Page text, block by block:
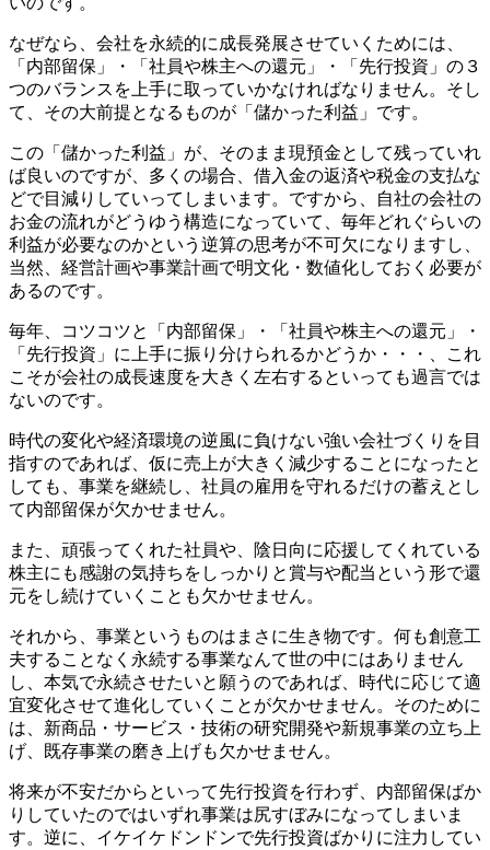
なぜなら、会社を永続的に成長発展させていくためには、
「内部留保」・「社員や株主への還元」・「先行投資」の３
つのバランスを上手に取っていかなければなりません。そし
て、その大前提となるものが「儲かった利益」です。
この「儲かった利益」が、そのまま現預金として残っていれ
ば良いのですが、多くの場合、借入金の返済や税金の支払な
どで目減りしていってしまいます。ですから、自社の会社の
お金の流れがどうゆう構造になっていて、毎年どれぐらいの
利益が必要なのかという逆算の思考が不可欠になりますし、
当然、経営計画や事業計画で明文化・数値化しておく必要が
あるのです。
毎年、コツコツと「内部留保」・「社員や株主への還元」・
「先行投資」に上手に振り分けられるかどうか・・・、これ
こそが会社の成長速度を大きく左右するといっても過言では
ないのです。
時代の変化や経済環境の逆風に負けない強い会社づくりを目
指すのであれば、仮に売上が大きく減少することになったと
しても、事業を継続し、社員の雇用を守れるだけの蓄えとし
て内部留保が欠かせません。
また、頑張ってくれた社員や、陰日向に応援してくれている
株主にも感謝の気持ちをしっかりと賞与や配当という形で還
元をし続けていくことも欠かせません。
それから、事業というものはまさに生き物です。何も創意工
夫することなく永続する事業なんて世の中にはありません
し、本気で永続させたいと願うのであれば、時代に応じて適
宜変化させて進化していくことが欠かせません。そのために
は、新商品・サービス・技術の研究開発や新規事業の立ち上
げ、既存事業の磨き上げも欠かせません。
将来が不安だからといって先行投資を行わず、内部留保ばか
りしていたのではいずれ事業は尻すぼみになってしまいま
す。逆に、イケイケドンドンで先行投資ばかりに注力してい